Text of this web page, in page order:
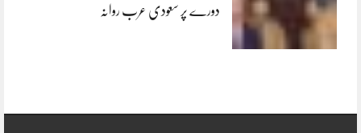
دورے پر سعودی عرب روانہ